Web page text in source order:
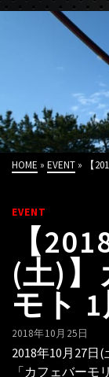
HOME » EVENT » 【
EVENT
【
(土)】
モト
2018年10月25日
2018年10月27日(
「カフェバーモ